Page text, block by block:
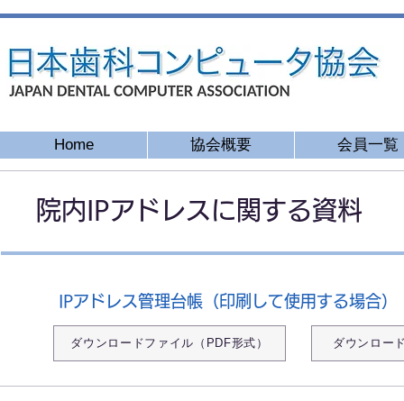
Home 協会概要 会員一覧
院内IPアドレスに関する資料
IPアドレス管理台帳（印刷して使用する場合）
ダウンロードファイル（PDF形式） ダウンロー